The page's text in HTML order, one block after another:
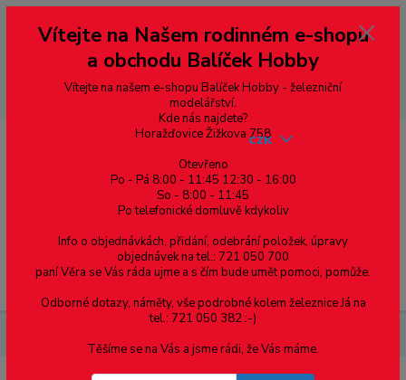
--- pro zákazníky ze Slovenska a jiných zemí, pokud chcete platit v eurech
přepněte si e-shop na euro 💶 pro přepočet měny - pravý horní roh ---
dobírky – pokud si z nějakého důvodu zásilku nevyzvednete, bude po
domluvě zaslána znovu s opětovnou platbou za poštovné, v opačném
případě bude zrušena a účet přidán na blacklist a rušeny následující
objednávky.
Menu
CZK
Vítejte na Našem rodinném e-shopu
a obchodu Balíček Hobby
Vítejte na našem e-shopu Balíček Hobby - železniční
modelářství.
Kde nás najdete?
Horažďovice Žižkova 758
Otevřeno
Po - Pá 8:00 - 11:45 12:30 - 16:00
So - 8:00 - 11:45
Po telefonické domluvě kdykoliv
Info o objednávkách, přidání, odebrání položek, úpravy
objednávek na tel.: 721 050 700
paní Věra se Vás ráda ujme a s čím bude umět pomoci, pomůže.
Odborné dotazy, náměty, vše podrobné kolem železnice Já na
tel.: 721 050 382 :-)
Těšíme se na Vás a jsme rádi, že Vás máme.